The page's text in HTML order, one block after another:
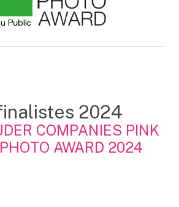
2024
COMPANIES PINK
AWARD 2024